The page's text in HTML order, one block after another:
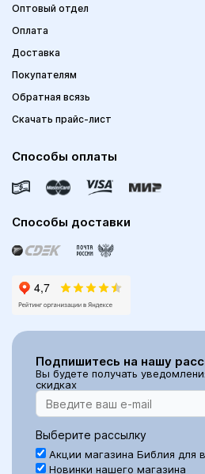
Оптовый отдел
Оплата
Доставка
Покупателям
Обратная всязь
Скачать прайс-лист
Способы оплаты
Способы доставки
Подпишитесь на нашу
Вы будете получать
скидках
Выберите рассылку
Акции магазина Библия для
Новинки нашего магазина